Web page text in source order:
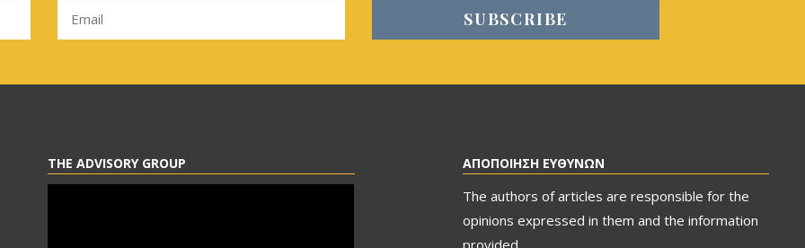
THE ADVISORY GROUP ΑΠΟΠΟΙΗΣΗ ΕΥΘΥΝΩΝ
The authors of articles are responsible for the
opinions expressed in them and the information
provided